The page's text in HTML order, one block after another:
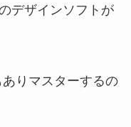
デザインソフトが
りマスターするの